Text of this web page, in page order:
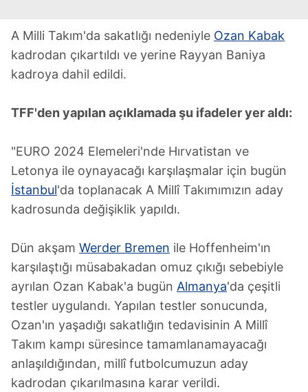
A Milli Takım'da sakatlığı nedeniyle Ozan Kabak
kadrodan çıkartıldı ve yerine Rayyan Baniya
kadroya dahil edildi.
TFF'den yapılan açıklamada şu ifadeler yer aldı:
"EURO 2024 Elemeleri'nde Hırvatistan ve
Letonya ile oynayacağı karşılaşmalar için bugün
İstanbul'da toplanacak A Millî Takımımızın aday
kadrosunda değişiklik yapıldı.
Dün akşam Werder Bremen ile Hoffenheim'ın
karşılaştığı müsabakadan omuz çıkığı sebebiyle
ayrılan Ozan Kabak'a bugün Almanya'da çeşitli
testler uygulandı. Yapılan testler sonucunda,
Ozan'ın yaşadığı sakatlığın tedavisinin A Millî
Takım kampı süresince tamamlanamayacağı
anlaşıldığından, millî futbolcumuzun aday
kadrodan çıkarılmasına karar verildi.